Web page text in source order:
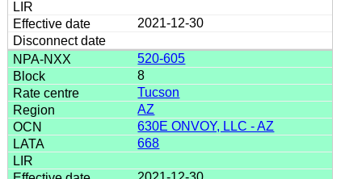
2021-12-30
520-605
8
Tucson
AZ
630E ONVOY, LLC - AZ
668